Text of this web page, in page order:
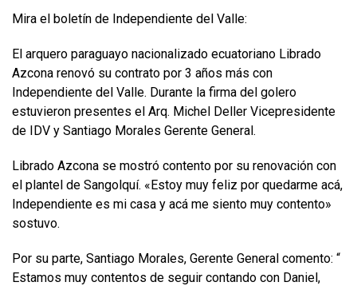
Mira el boletín de Independiente del Valle:
El arquero paraguayo nacionalizado ecuatoriano Librado
Azcona renovó su contrato por 3 años más con
Independiente del Valle. Durante la firma del golero
estuvieron presentes el Arq. Michel Deller Vicepresidente
de IDV y Santiago Morales Gerente General.
Librado Azcona se mostró contento por su renovación con
el plantel de Sangolquí. «Estoy muy feliz por quedarme acá,
Independiente es mi casa y acá me siento muy contento»
sostuvo.
Por su parte, Santiago Morales, Gerente General comento: “
Estamos muy contentos de seguir contando con Daniel,